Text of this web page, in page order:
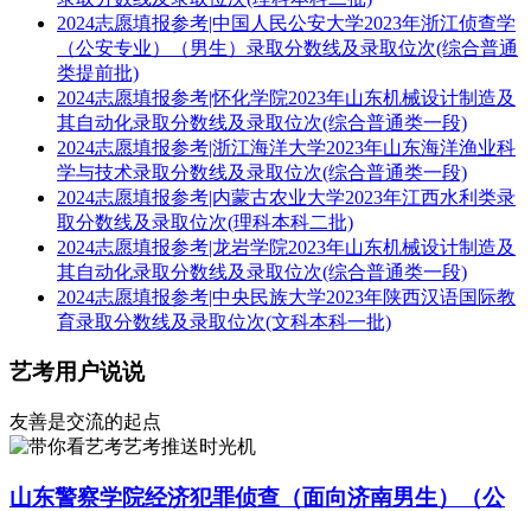
2024志愿填报参考|中国人民公安大学2023年浙江侦查学
（公安专业）（男生）录取分数线及录取位次(综合普通
类提前批)
2024志愿填报参考|怀化学院2023年山东机械设计制造及
其自动化录取分数线及录取位次(综合普通类一段)
2024志愿填报参考|浙江海洋大学2023年山东海洋渔业科
学与技术录取分数线及录取位次(综合普通类一段)
2024志愿填报参考|内蒙古农业大学2023年江西水利类录
取分数线及录取位次(理科本科二批)
2024志愿填报参考|龙岩学院2023年山东机械设计制造及
其自动化录取分数线及录取位次(综合普通类一段)
2024志愿填报参考|中央民族大学2023年陕西汉语国际教
育录取分数线及录取位次(文科本科一批)
艺考用户说说
友善是交流的起点
艺考推送时光机
山东警察学院经济犯罪侦查（面向济南男生）（公